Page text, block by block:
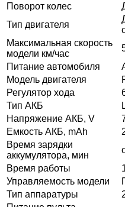
Поворот колес
Тип двигателя
Максимальная скорость
модели км/час
Питание автомобиля
Модель двигателя
Регулятор хода
Тип АКБ
Напряжение АКБ, V
Емкость АКБ, mAh
Время зарядки
аккумулятора, мин
Время работы
Управляемость модели
Тип аппаратуры